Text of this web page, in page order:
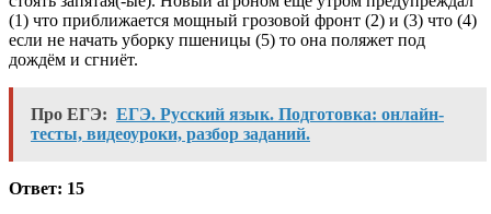
(1) что приближается мощный грозовой фронт (2) и (3) что (4)
если не начать уборку пшеницы (5) то она поляжет под
дождём и сгниёт.
Про ЕГЭ: ЕГЭ. Русский язык. Подготовка: онлайн-
тесты, видеоуроки, разбор заданий.
Ответ: 15